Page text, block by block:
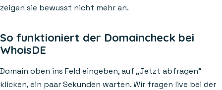
zeigen sie bewusst nicht mehr an.
So funktioniert der Domaincheck bei
WhoisDE
Domain oben ins Feld eingeben, auf „Jetzt abfragen“
klicken, ein paar Sekunden warten. Wir fragen live bei der